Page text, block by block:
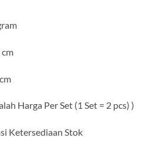
cm
Harga Per Set (1 Set = 2 pcs) )
Ketersediaan Stok